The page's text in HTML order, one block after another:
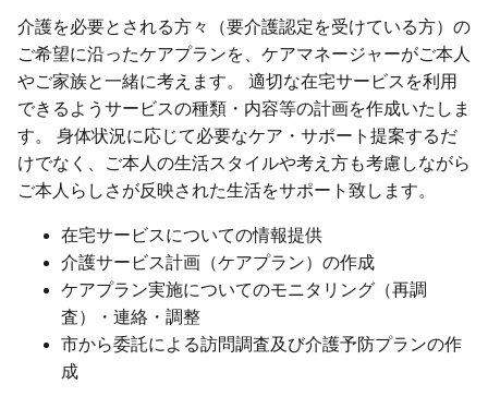
介護を必要とされる方々（要介護認定を受けている方）の
ご希望に沿ったケアプランを、ケアマネージャーがご本人
やご家族と一緒に考えます。 適切な在宅サービスを利用
できるようサービスの種類・内容等の計画を作成いたしま
す。 身体状況に応じて必要なケア・サポート提案するだ
けでなく、ご本人の生活スタイルや考え方も考慮しながら
ご本人らしさが反映された生活をサポート致します。
在宅サービスについての情報提供
介護サービス計画（ケアプラン）の作成
ケアプラン実施についてのモニタリング（再調
査）・連絡・調整
市から委託による訪問調査及び介護予防プランの作
成